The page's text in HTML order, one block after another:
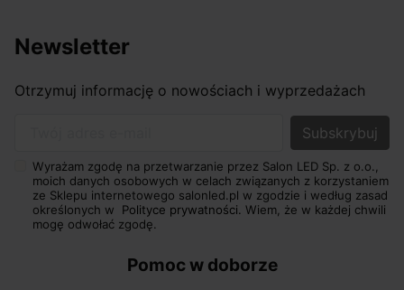
Newsletter
Otrzymuj informację o nowościach i wyprzedażach
Wyrażam zgodę na przetwarzanie przez Salon LED Sp. z o.o.,
moich danych osobowych w celach związanych z korzystaniem
ze Sklepu internetowego salonled.pl w zgodzie i według zasad
określonych w Polityce prywatności. Wiem, że w każdej chwili
mogę odwołać zgodę.
Pomoc w doborze